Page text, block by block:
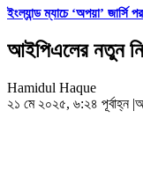
ইংল্যান্ড ম্যাচে ‘অপয়া’ জার্সি
আইপিএলের নতুন
Hamidul Haque
২১ মে ২০২৫, ৬:২৪ পূর্বাহ্ন |